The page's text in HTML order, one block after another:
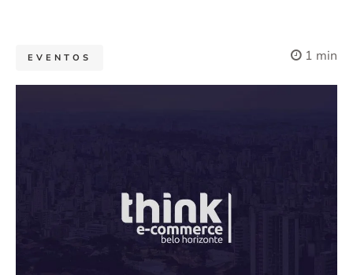
EVENTOS 1 min